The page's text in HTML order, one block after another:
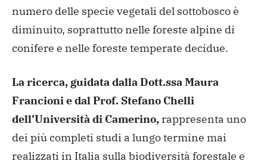
numero delle specie vegetali del sottobosco è
diminuito, soprattutto nelle foreste alpine di
conifere e nelle foreste temperate decidue.
La ricerca, guidata dalla Dott.ssa Maura
Francioni e dal Prof. Stefano Chelli
dell’Università di Camerino, rappresenta uno
dei più completi studi a lungo termine mai
realizzati in Italia sulla biodiversità forestale e